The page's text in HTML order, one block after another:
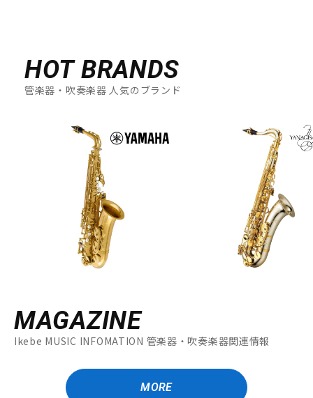
HOT BRANDS
管楽器・吹奏楽器 人気のブランド
MAGAZINE
Ikebe MUSIC INFOMATION 管楽器・吹奏楽器関連情報
MORE